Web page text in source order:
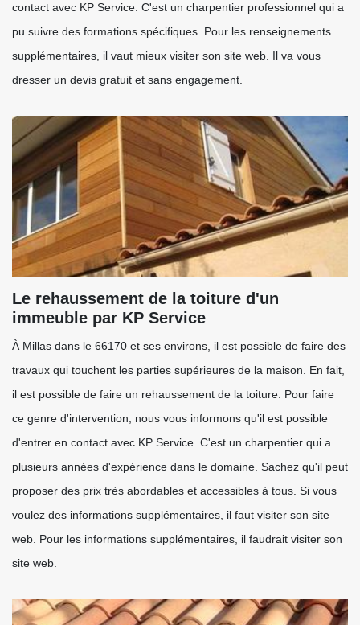
contact avec KP Service. C'est un charpentier professionnel qui a
pu suivre des formations spécifiques. Pour les renseignements
supplémentaires, il vaut mieux visiter son site web. Il va vous
dresser un devis gratuit et sans engagement.
Le rehaussement de la toiture d'un
immeuble par KP Service
À Millas dans le 66170 et ses environs, il est possible de faire des
travaux qui touchent les parties supérieures de la maison. En fait,
il est possible de faire un rehaussement de la toiture. Pour faire
ce genre d'intervention, nous vous informons qu'il est possible
d'entrer en contact avec KP Service. C'est un charpentier qui a
plusieurs années d'expérience dans le domaine. Sachez qu'il peut
proposer des prix très abordables et accessibles à tous. Si vous
voulez des informations supplémentaires, il faut visiter son site
web. Pour les informations supplémentaires, il faudrait visiter son
site web.